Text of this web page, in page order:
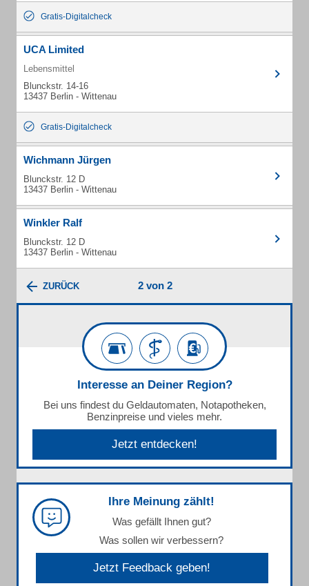
Gratis-Digitalcheck
UCA Limited
Lebensmittel
Blunckstr. 14-16
13437 Berlin - Wittenau
Gratis-Digitalcheck
Wichmann Jürgen
Blunckstr. 12 D
13437 Berlin - Wittenau
Winkler Ralf
Blunckstr. 12 D
13437 Berlin - Wittenau
ZURÜCK 2 von 2
Interesse an Deiner Region?
Bei uns findest du Geldautomaten, Notapotheken,
Benzinpreise und vieles mehr.
Jetzt entdecken!
Ihre Meinung zählt!
Was gefällt Ihnen gut?
Was sollen wir verbessern?
Jetzt Feedback geben!